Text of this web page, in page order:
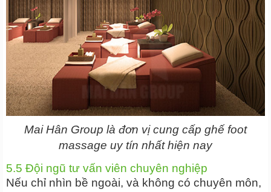
Mai Hân Group là đơn vị cung cấp ghế foot
massage uy tín nhất hiện nay
5.5 Đội ngũ tư vấn viên chuyên nghiệp
Nếu chỉ nhìn bề ngoài, và không có chuyên môn,